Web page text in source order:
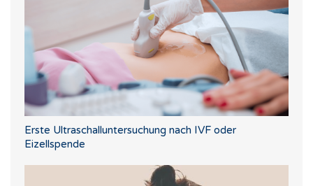
Erste Ultraschalluntersuchung nach IVF oder
Eizellspende